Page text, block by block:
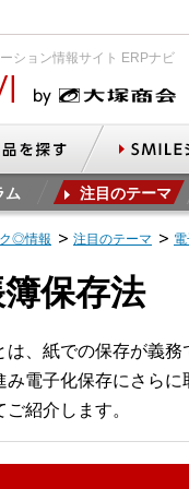
ション情報サイト ERPナビ
ム 注目のテーマ
ク◎情報 注目のテーマ
保存法
は、紙での保存が義
み電子化保存にさら
紹介します。